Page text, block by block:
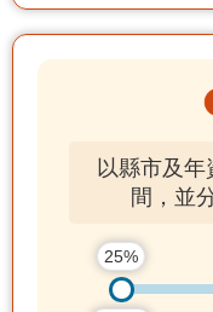
以縣市及
間，並
25%